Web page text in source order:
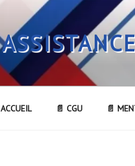
ACCUEIL 📄 CGU 📄